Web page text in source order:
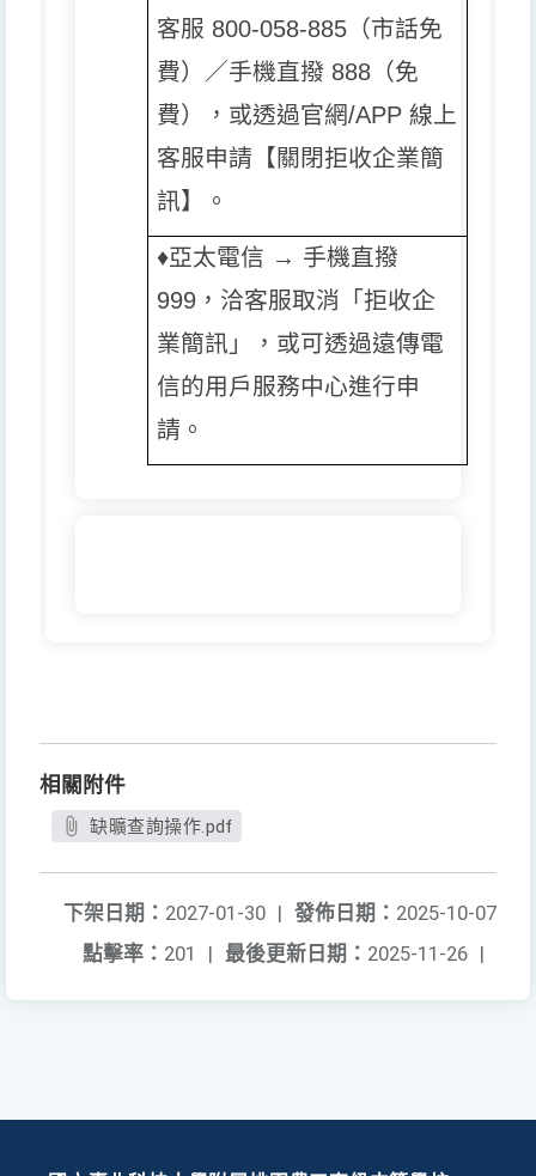
客服 800-058-885（市話免
費）／手機直撥 888（免
費），或透過官網/APP 線上
客服申請【關閉拒收企業簡
訊】。
♦️️亞太電信 → 手機直撥
999，洽客服取消「拒收企
業簡訊」，或可透過遠傳電
信的用戶服務中心進行申
請。
相關附件
缺曠查詢操作.pdf
發佈日期： 2025-10-07
下架日期： 2027-01-30 |
最後更新日期： 2025-11-26 |
點擊率： 201 |